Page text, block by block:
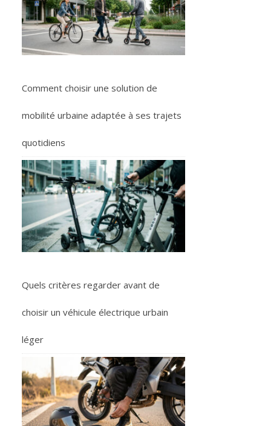
Comment choisir une solution de
mobilité urbaine adaptée à ses trajets
quotidiens
Quels critères regarder avant de
choisir un véhicule électrique urbain
léger